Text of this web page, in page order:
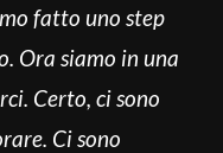
fatto uno step
Ora siamo in una
Certo, ci sono
Ci sono